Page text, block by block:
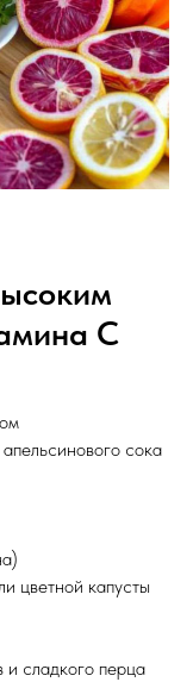
С
сока
цветной капусты
и сладкого перца